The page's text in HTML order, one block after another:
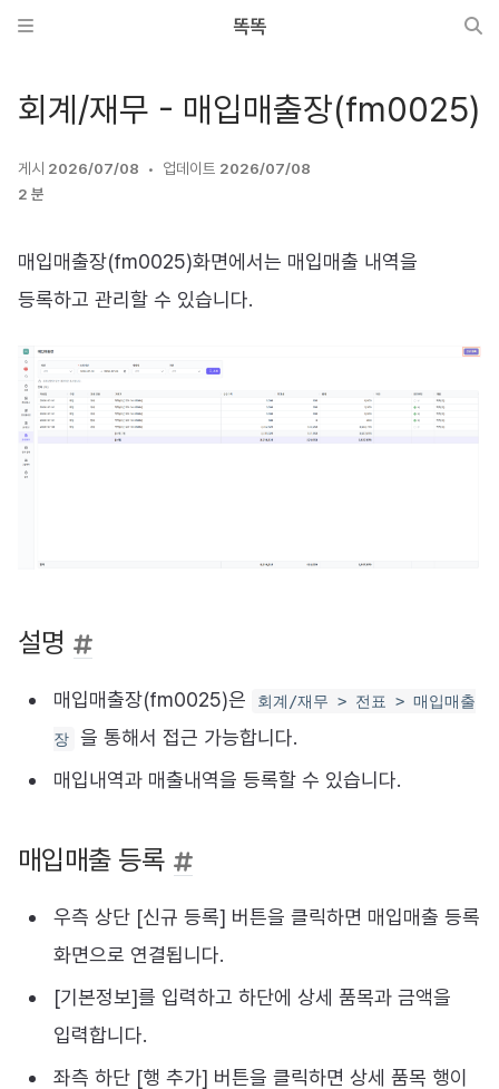
똑똑
회계/재무 - 매입매출장(fm0025)
게시 2026/07/08 업데이트 2026/07/08
2 분
매입매출장(fm0025)화면에서는 매입매출 내역을
등록하고 관리할 수 있습니다.
설명
매입매출장(fm0025)은 회계/재무 > 전표 > 매입매출
장
을 통해서 접근 가능합니다.
매입내역과 매출내역을 등록할 수 있습니다.
매입매출 등록
우측 상단 [신규 등록] 버튼을 클릭하면 매입매출 등록
화면으로 연결됩니다.
[기본정보]를 입력하고 하단에 상세 품목과 금액을
입력합니다.
좌측 하단 [행 추가] 버튼을 클릭하면 상세 품목 행이